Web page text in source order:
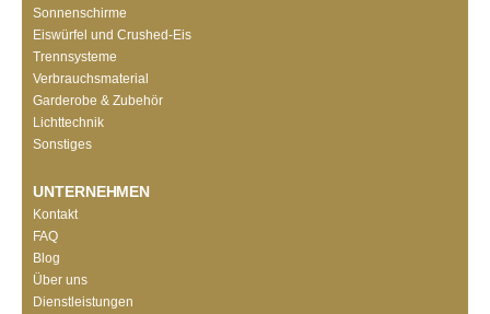
Sonnenschirme
Eiswürfel und Crushed-Eis
Trennsysteme
Verbrauchsmaterial
Garderobe & Zubehör
Lichttechnik
Sonstiges
UNTERNEHMEN
Kontakt
FAQ
Blog
Über uns
Dienstleistungen